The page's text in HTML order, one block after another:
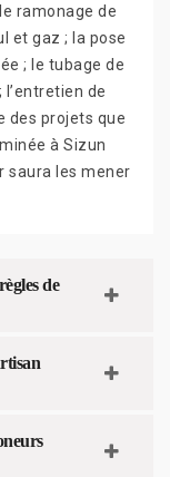
ramonage de
et gaz ; la pose
; le tubage de
de
des projets que
à Sizun
saura les mener
de